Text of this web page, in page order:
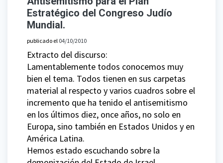
Estratégico del Congreso Judío
Mundial.
publicado el 04/10/2010
Extracto del discurso:
Lamentablemente todos conocemos muy
bien el tema. Todos tienen en sus carpetas
material al respecto y varios cuadros sobre el
incremento que ha tenido el antisemitismo
en los últimos diez, once años, no solo en
Europa, sino también en Estados Unidos y en
América Latina.
Hemos estado escuchando sobre la